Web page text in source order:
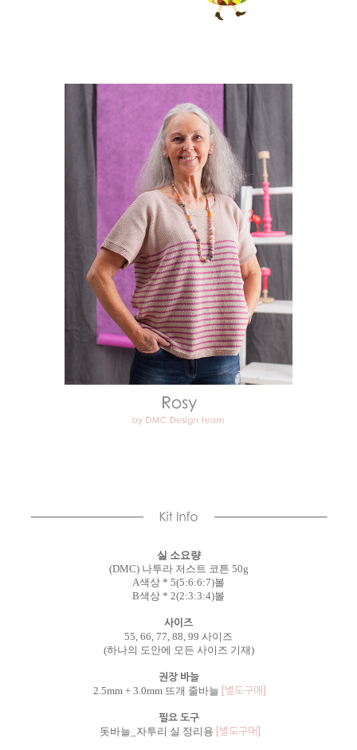
실 소요량
(DMC) 나투라 저스트 코튼 50g
A색상 * 5(5:6:6:7)볼
B색상 * 2(2:3:3:4)볼
사이즈
55, 66, 77, 88, 99 사이즈
(하나의 도안에 모든 사이즈 기재)
권장 바늘
2.5mm + 3.0mm 뜨개 줄바늘 [별도구매]
필요 도구
돗바늘_자투리 실 정리용 [별도구매]